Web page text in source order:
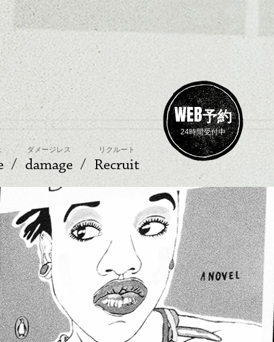
WEB予約
24時間受付中
ダメージレス
damage
リクルート
Recruit